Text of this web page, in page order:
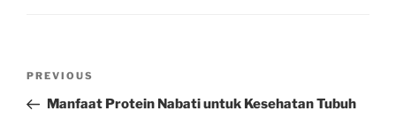
Previous
Post
PREVIOUS
Manfaat Protein Nabati untuk Kesehatan Tubuh